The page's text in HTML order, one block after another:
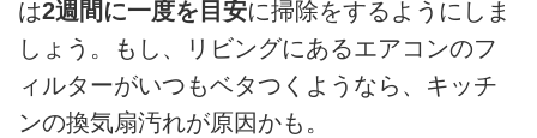
は2週間に一度を目安に掃除をするようにしま
しょう。もし、リビングにあるエアコンのフ
ィルターがいつもベタつくようなら、キッチ
ンの換気扇汚れが原因かも。